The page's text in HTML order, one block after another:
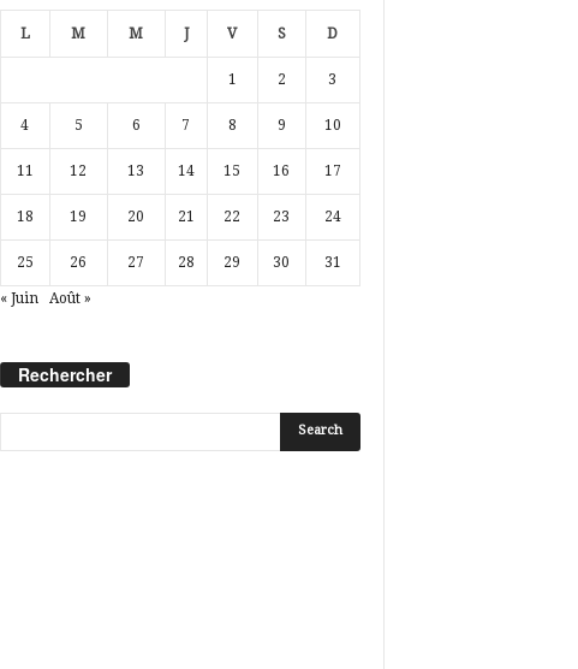
L M M J V S D
1 2 3
4 5 6 7 8 9 10
11 12 13 14 15 16 17
18 19 20 21 22 23 24
25 26 27 28 29 30 31
« Juin Août »
Rechercher